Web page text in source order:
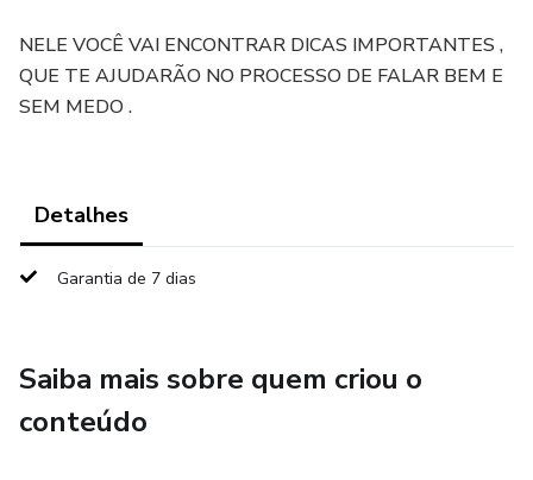
NELE VOCÊ VAI ENCONTRAR DICAS IMPORTANTES ,
QUE TE AJUDARÃO NO PROCESSO DE FALAR BEM E
SEM MEDO .
Detalhes
Garantia de 7 dias
Saiba mais sobre quem criou o
conteúdo